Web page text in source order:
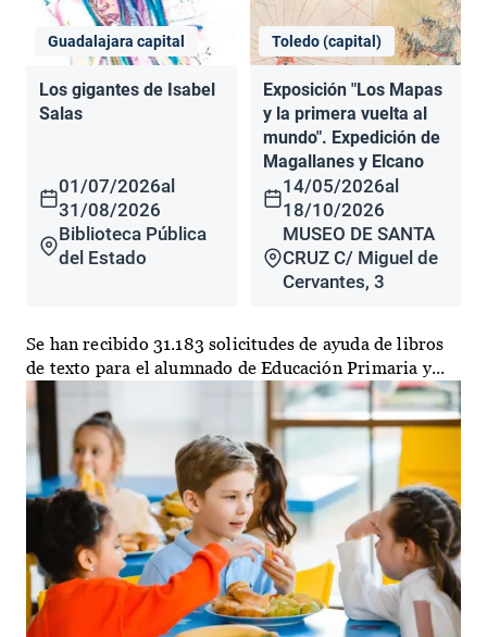
Guadalajara capital
Los gigantes de Isabel
Salas
01/07/2026al
31/08/2026
Biblioteca Pública
del Estado
Toledo (capital)
Exposición "Los Mapas
y la primera vuelta al
mundo". Expedición de
Magallanes y Elcano
14/05/2026al
18/10/2026
MUSEO DE SANTA
CRUZ C/ Miguel de
Cervantes, 3
Se han recibido 31.183 solicitudes de ayuda de libros
de texto para el alumnado de Educación Primaria y...